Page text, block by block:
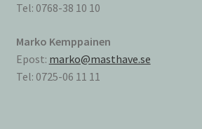
Tel: 0768-38 10 10
Marko Kemppainen
Epost: marko@masthave.se
Tel: 0725-06 11 11